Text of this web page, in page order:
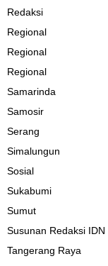
Redaksi
Regional
Regional
Regional
Samarinda
Samosir
Serang
Simalungun
Sosial
Sukabumi
Sumut
Susunan Redaksi IDN
Tangerang Raya